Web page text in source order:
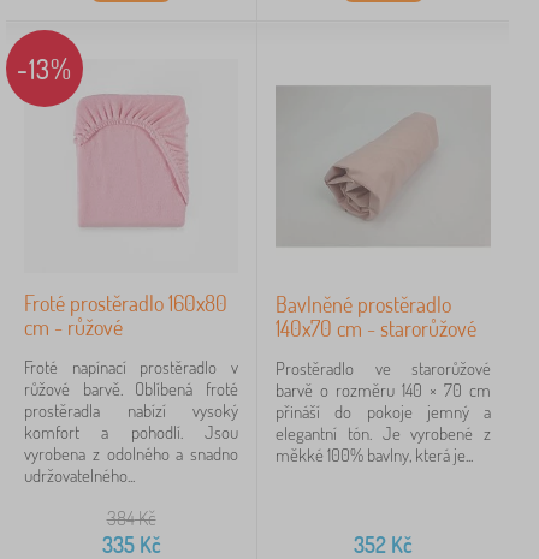
-13%
Froté prostěradlo 160x80
cm - růžové
Froté napínací prostěradlo v
růžové barvě. Oblíbená froté
prostěradla nabízí vysoký
komfort a pohodlí. Jsou
vyrobena z odolného a snadno
udržovatelného...
384Kč
335Kč
Bavlněné prostěradlo
140x70 cm - starorůžové
Prostěradlo ve starorůžové
barvě o rozměru 140 × 70 cm
přináší do pokoje jemný a
elegantní tón. Je vyrobené z
měkké 100% bavlny, která je...
352 Kč